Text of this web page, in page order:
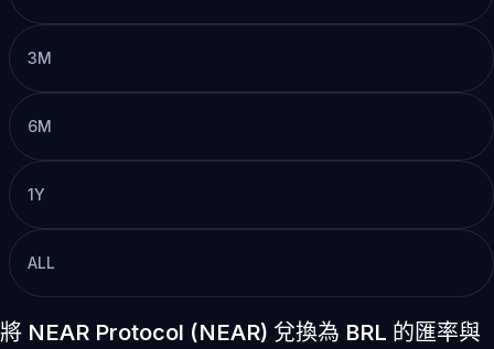
3M
6M
1Y
ALL
將 NEAR Protocol (NEAR) 兌換為 BRL 的匯率與